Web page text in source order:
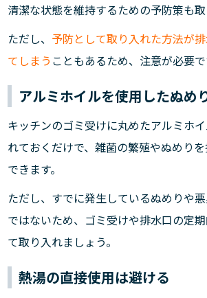
清潔な状態を維持するための予防策も取
ただし、 予防として取り入れた方法が
てしまう こともあるため、注意が必要で
アルミホイルを使用したぬめ
キッチンのゴミ受けに丸めたアルミホ
れておくだけで、雑菌の繁殖やぬめり
できます。
ただし、すでに発生しているぬめりや
ではないため、ゴミ受けや排水口の定
て取り入れましょう。
熱湯の直接使用は避ける